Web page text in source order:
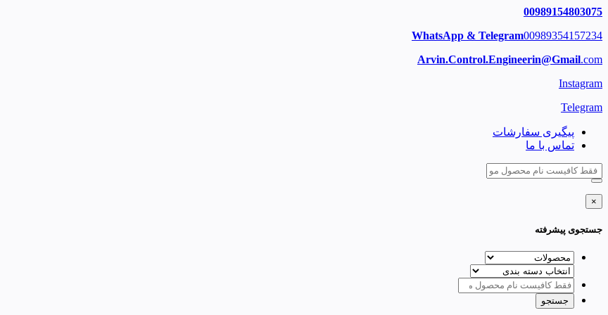
00989154803075
WhatsApp & Telegram00989354157234
Arvin.Control.Engineerin@Gmail.com
Instagram
Telegram
پیگیری سفارشات
تماس با ما
×
جستجوی پیشرفته